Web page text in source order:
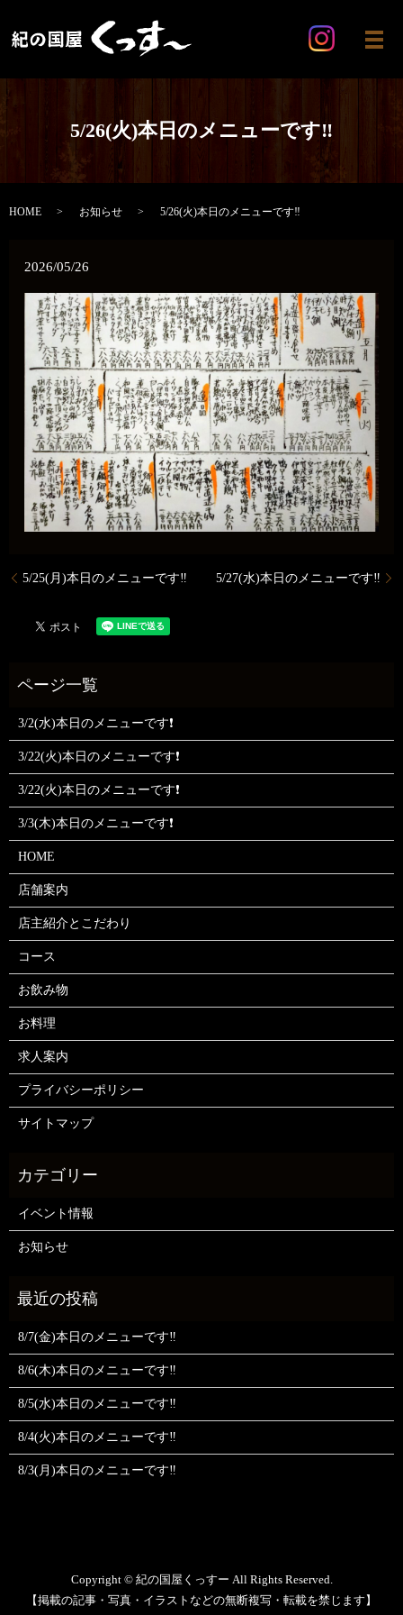
メ
5/26(火)本日のメニューです‼️
HOME お知らせ 5/26(火)本日のメニューです‼️
2026/05/26
5/25(月)本日のメニューです‼️ 5/27(水)本日のメニューです‼️
3/2(水)本日のメニューです❗
3/22(火)本日のメニューです❗
3/22(火)本日のメニューです❗
3/3(木)本日のメニューです❗
HOME
店舗案内
店主紹介とこだわり
コース
お飲み物
お料理
求人案内
プライバシーポリシー
サイトマップ
イベント情報
お知らせ
8/7(金)本日のメニューです‼️
8/6(木)本日のメニューです‼️
8/5(水)本日のメニューです‼️
8/4(火)本日のメニューです‼️
8/3(月)本日のメニューです‼️
Copyright © 紀の国屋くっすー All Rights Reserved.
【掲載の記事・写真・イラストなどの無断複写・転載を禁じます】